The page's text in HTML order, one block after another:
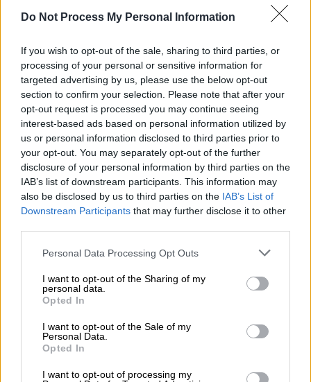
Do Not Process My Personal Information
If you wish to opt-out of the sale, sharing to third parties, or
processing of your personal or sensitive information for
targeted advertising by us, please use the below opt-out
section to confirm your selection. Please note that after your
opt-out request is processed you may continue seeing
interest-based ads based on personal information utilized by
us or personal information disclosed to third parties prior to
your opt-out. You may separately opt-out of the further
disclosure of your personal information by third parties on the
IAB’s list of downstream participants. This information may
also be disclosed by us to third parties on the IAB’s List of
Downstream Participants that may further disclose it to other
Please note that this website/app uses one or more Google
not limited to your visit or usage behaviour. You may click to
grant or deny consent to Google and its third-party tags to
use your data for below specified purposes in below Google
consent section.
Personal Data Processing Opt Outs
I want to opt-out of the Sharing of my
personal data.
Opted In
I want to opt-out of the Sale of my
Personal Data.
Opted In
I want to opt-out of processing my
Επίσημη ανακοίνωση εξέδωσε ηMeta
οποία τοποθετείται σχετικά με τα σενάρια
να κλείσουν τοFacebookκαι το
Instagramστην Ευρώπη, εάν δεν καταφέρει
να επεξεργαστεί δεδομένα Ευρωπαίων σε
διακομιστές των ΗΠΑ.
«Σεκαμία περίπτωση δεν επιθυμούμε, ούτε
έχουμε κάποιο σχέδιο αποχώρησης από την
Ευρώπη, αυτό που συμβαίνει είναι ότι η
Meta, όπως και πολλές άλλες επιχειρήσεις,
οργανισμοί και υπηρεσίες, βασίζονται σε
μεταφορές δεδομένων μεταξύ ΕΕ και ΗΠΑ
για να λειτουργούν κάποιες παγκόσμιες
υπηρεσίες» αναφέρει ηMeta, μέσω επίσημης
δήλωσης εκπροσώπου της.
Τεχνολογία|07.02.2022 09:46